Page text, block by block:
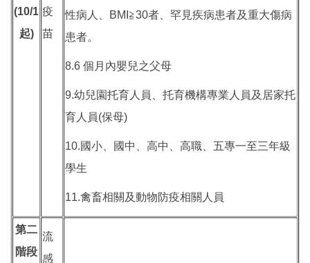
(10/1
起)
疫
苗
性病人、BMI≧30者、罕見疾病患者及重大傷病
患者。
8.6 個月內嬰兒之父母
9.幼兒園托育人員、托育機構專業人員及居家托
育人員(保母)
10.國小、國中、高中、高職、五專一至三年級
學生
11.禽畜相關及動物防疫相關人員
第二
階段
流
感